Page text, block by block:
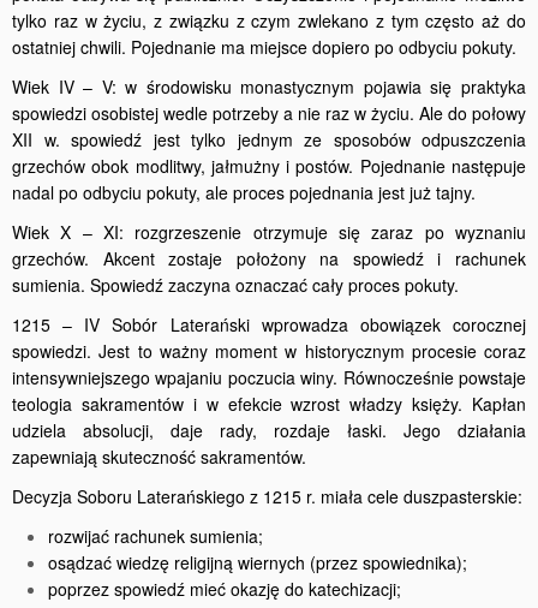
tylko raz w życiu, z związku z czym zwlekano z tym często aż do
ostatniej chwili. Pojednanie ma miejsce dopiero po odbyciu pokuty.
Wiek IV – V: w środowisku monastycznym pojawia się praktyka
spowiedzi osobistej wedle potrzeby a nie raz w życiu. Ale do połowy
XII w. spowiedź jest tylko jednym ze sposobów odpuszczenia
grzechów obok modlitwy, jałmużny i postów. Pojednanie następuje
nadal po odbyciu pokuty, ale proces pojednania jest już tajny.
Wiek X – XI: rozgrzeszenie otrzymuje się zaraz po wyznaniu
grzechów. Akcent zostaje położony na spowiedź i rachunek
sumienia. Spowiedź zaczyna oznaczać cały proces pokuty.
1215 – IV Sobór Laterański wprowadza obowiązek corocznej
spowiedzi. Jest to ważny moment w historycznym procesie coraz
intensywniejszego wpajaniu poczucia winy. Równocześnie powstaje
teologia sakramentów i w efekcie wzrost władzy księży. Kapłan
udziela absolucji, daje rady, rozdaje łaski. Jego działania
zapewniają skuteczność sakramentów.
Decyzja Soboru Laterańskiego z 1215 r. miała cele duszpasterskie:
rozwijać rachunek sumienia;
osądzać wiedzę religijną wiernych (przez spowiednika);
poprzez spowiedź mieć okazję do katechizacji;